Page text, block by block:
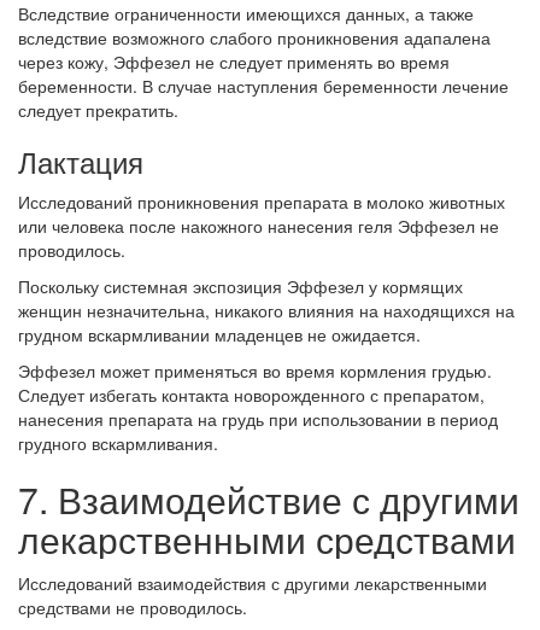
Вследствие ограниченности имеющихся данных, а также
вследствие возможного слабого проникновения адапалена
через кожу, Эффезел не следует применять во время
беременности. В случае наступления беременности лечение
следует прекратить.
Лактация
Исследований проникновения препарата в молоко животных
или человека после накожного нанесения геля Эффезел не
проводилось.
Поскольку системная экспозиция Эффезел у кормящих
женщин незначительна, никакого влияния на находящихся на
грудном вскармливании младенцев не ожидается.
Эффезел может применяться во время кормления грудью.
Следует избегать контакта новорожденного с препаратом,
нанесения препарата на грудь при использовании в период
грудного вскармливания.
7. Взаимодействие с другими
лекарственными средствами
Исследований взаимодействия с другими лекарственными
средствами не проводилось.